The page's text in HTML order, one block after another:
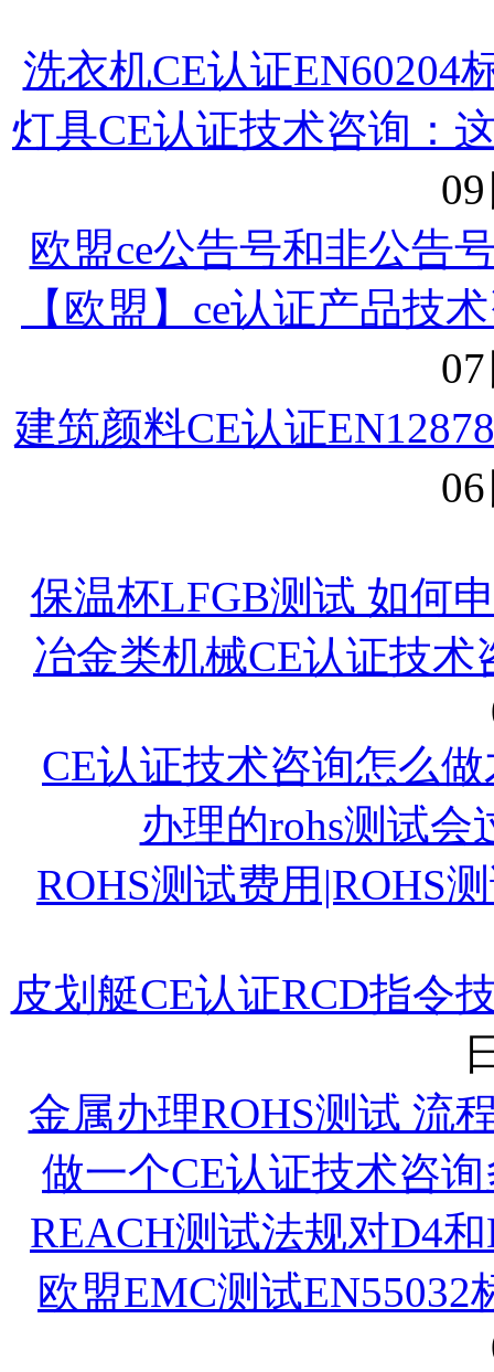
洗衣机CE认证EN60204
灯具CE认证技术咨询：
欧盟ce公告号和非公告
【欧盟】ce认证产品技
建筑颜料CE认证
保温杯LFGB测试 如何
冶金类机械CE认证技
CE认证技术咨询怎么
办理的rohs测试会
ROHS测试费用|ROHS
皮划艇CE认证RCD指令
金属办理ROHS测试 流
做一个CE认证技术咨
REACH测试法规对D4
欧盟EMC测试